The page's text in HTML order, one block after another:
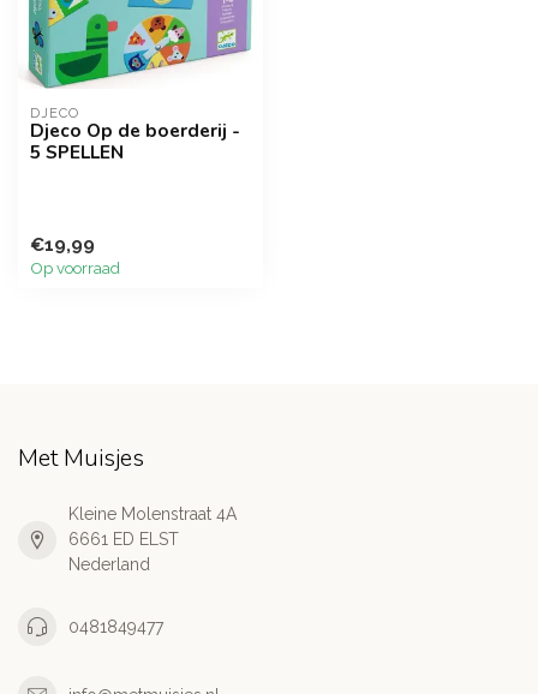
DJECO
Djeco Op de boerderij -
5 SPELLEN
€19,99
Op voorraad
Met Muisjes
Kleine Molenstraat 4A
6661 ED ELST
Nederland
0481849477